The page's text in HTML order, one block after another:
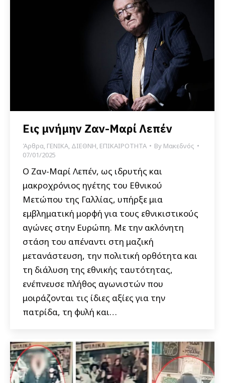
Εις μνήμην Ζαν-Μαρί Λεπέν
Άρθρα ΓΕΝΙΚΑ ΔΙΕΘΝΗ ΕΠΙΚΑΙΡΟΤΗΤΑ By Μακεδνός
07/01/2025
Ο Ζαν-Μαρί Λεπέν, ως ιδρυτής και
μακροχρόνιος ηγέτης του Εθνικού
Μετώπου της Γαλλίας, υπήρξε μια
εμβληματική μορφή για τους εθνικιστικούς
αγώνες στην Ευρώπη. Με την ακλόνητη
στάση του απέναντι στη μαζική
μετανάστευση, την πολιτική ορθότητα και
τη διάλυση της εθνικής ταυτότητας,
ενέπνευσε πλήθος αγωνιστών που
μοιράζονται τις ίδιες αξίες για την
πατρίδα, τη φυλή και…